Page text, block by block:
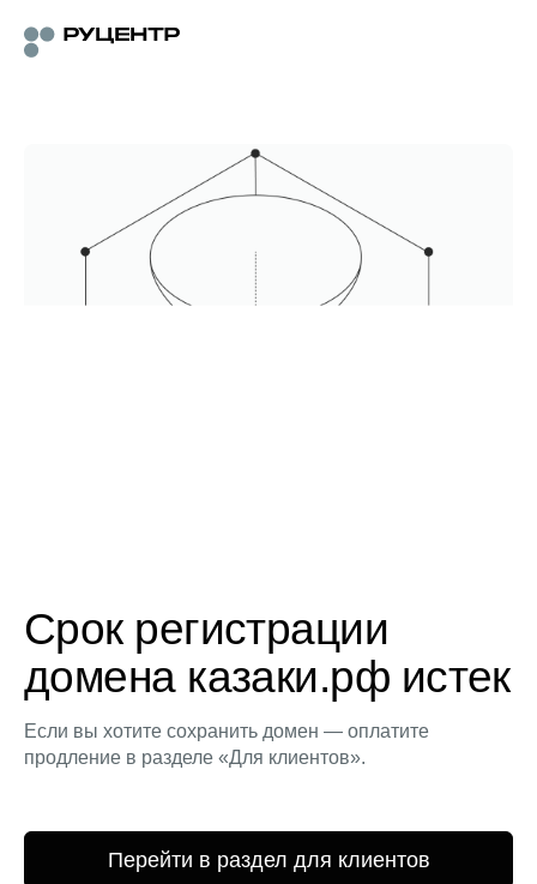
Срок регистрации
домена казаки.рф истек
Если вы хотите сохранить домен — оплатите
продление в разделе «Для клиентов».
Перейти в раздел для клиентов